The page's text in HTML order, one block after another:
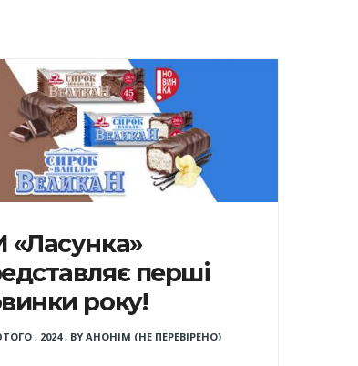
«Ласунка»
перші
року!
, 2024, BY АНОНІМ (НЕ ПЕРЕВІРЕНО)